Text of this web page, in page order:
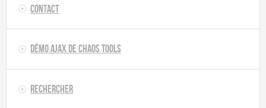
Contact
Démo AJAX de Chaos Tools
Rechercher